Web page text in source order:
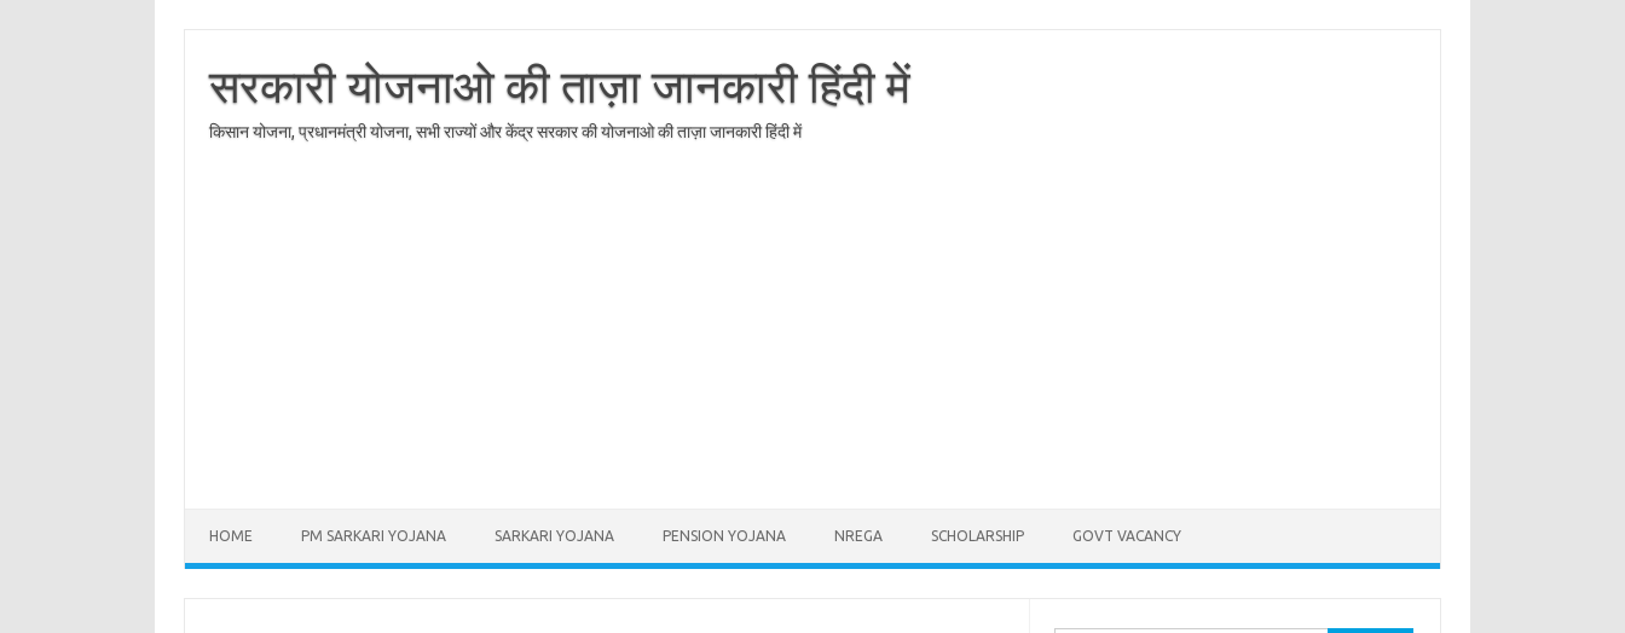
content
सरकारी योजनाओ की ताज़ा जानकारी हिंदी में
किसान योजना, प्रधानमंत्री योजना, सभी राज्यों और केंद्र सरकार की योजनाओ की ताज़ा जानकारी हिंदी में
HOME PM SARKARI YOJANA SARKARI YOJANA PENSION YOJANA NREGA SCHOLARSHIP GOVT VACANCY